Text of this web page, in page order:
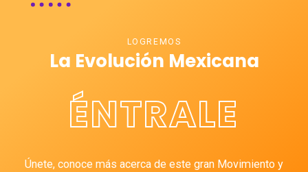
LOGREMOS
La Evolución Mexicana
ÉNTRALE
Únete, conoce más acerca de este gran Movimiento y